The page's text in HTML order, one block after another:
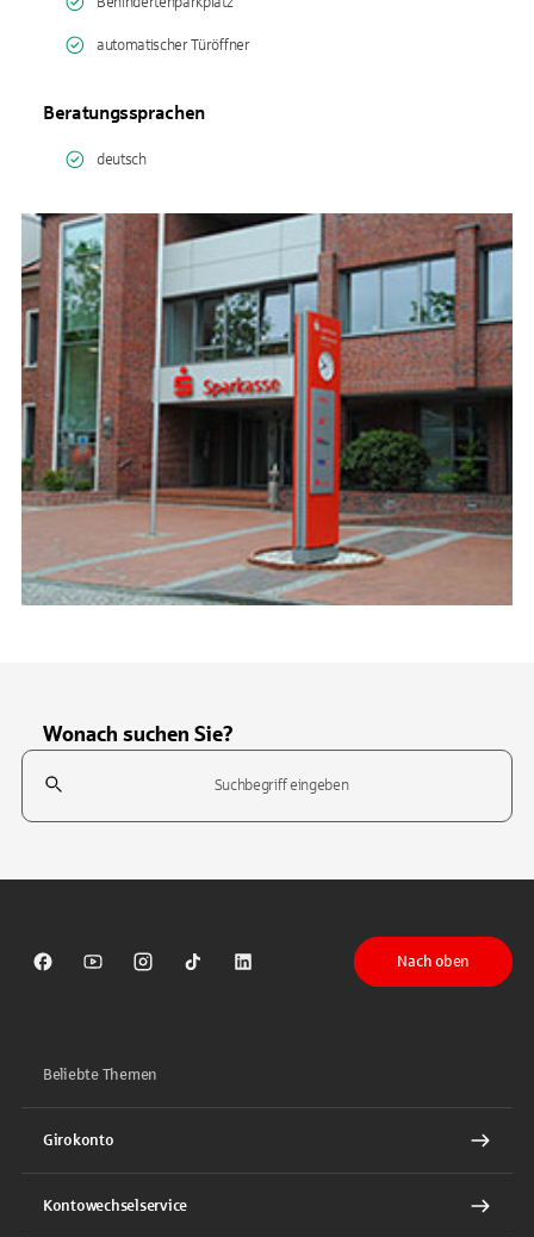
automatischer Türöffner
Beratungssprachen
deutsch
Wonach suchen Sie?
Suchfeld
Sparkasse auf Facebook
Sparkasse auf Youtube
Sparkasse auf Instagram
Sparkasse auf TikTok
Sparkasse auf LinkedIn
Nach oben
Beliebte Themen
Girokonto
Kontowechselservice